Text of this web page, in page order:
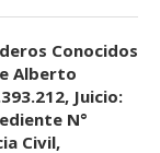
Conocidos
Alberto
Juicio:
N°
Civil,